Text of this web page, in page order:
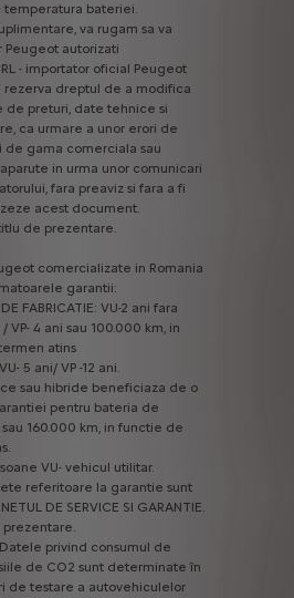
temperatura bateriei.
va rugam sa va
Peugeot autorizati
- importator oficial Peugeot
rezerva dreptul de a modifica
de preturi, date tehnice si
ca urmare a unor erori de
de gama comerciala sau
aparute in urma unor comunicari
fara preaviz si fara a fi
acest document.
de prezentare.
comercializate in Romania
garantii:
DE FABRICATIE: VU-2 ani fara
/ VP- 4 ani sau 100.000 km, in
atins
VU- 5 ani/ VP -12 ani.
sau hibride beneficiaza de o
pentru bateria de
sau 160.000 km, in functie de
VU- vehicul utilitar.
referitoare la garantie sunt
DE SERVICE SI GARANTIE.
prezentare.
Datele privind consumul de
de CO2 sunt determinate în
de testare a autovehiculelor